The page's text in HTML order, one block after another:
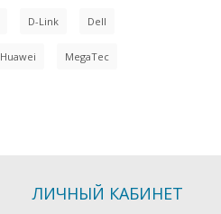
D-Link Dell
Huawei MegaTec
ЛИЧНЫЙ КАБИНЕТ